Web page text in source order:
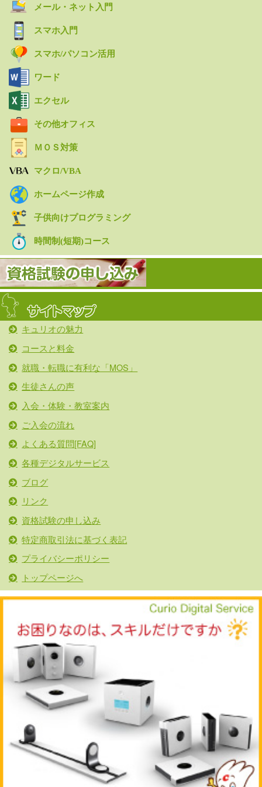
メール・ネット入門
スマホ入門
スマホ/パソコン活用
ワード
エクセル
その他オフィス
ＭＯＳ対策
マクロ/VBA
ホームページ作成
子供向けプログラミング
時間制(短期)コース
キュリオの魅力
コースと料金
就職・転職に有利な「MOS」
生徒さんの声
入会・体験・教室案内
ご入会の流れ
よくある質問[FAQ]
各種デジタルサービス
ブログ
リンク
資格試験の申し込み
特定商取引法に基づく表記
プライバシーポリシー
トップページへ